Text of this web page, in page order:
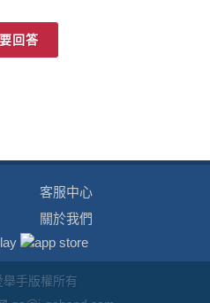
回答
客服中心
關於我們
手版權所有